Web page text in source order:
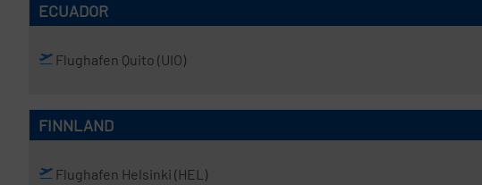
ECUADOR
Flughafen Quito (UIO)
FINNLAND
Flughafen Helsinki (HEL)